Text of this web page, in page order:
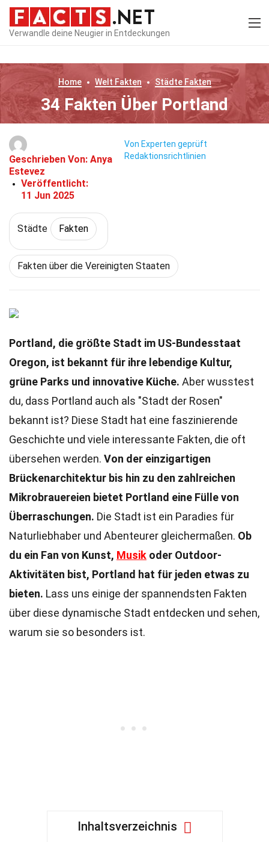
Verwandle deine Neugier in Entdeckungen
Home Welt Fakten StädteFakten
34 Fakten Über Portland
Geschrieben Von: Anya
Estevez
Veröffentlicht:
11 Jun 2025
Von Experten geprüft
Redaktionsrichtlinien
Städte Fakten
Fakten über die Vereinigten Staaten
Portland, die größte Stadt im US-Bundesstaat
Oregon, ist bekannt für ihre lebendige Kultur,
grüne Parks und innovative Küche. Aber wusstest
du, dass Portland auch als "Stadt der Rosen"
bekannt ist? Diese Stadt hat eine faszinierende
Geschichte und viele interessante Fakten, die oft
übersehen werden. Von der einzigartigen
Brückenarchitektur bis hin zu den zahlreichen
Mikrobrauereien bietet Portland eine Fülle von
Überraschungen. Die Stadt ist ein Paradies für
Naturliebhaber und Abenteurer gleichermaßen. Ob
du ein Fan von Kunst, Musik oder Outdoor-
Aktivitäten bist, Portland hat für jeden etwas zu
bieten. Lass uns einige der spannendsten Fakten
über diese dynamische Stadt entdecken und sehen,
warum sie so besonders ist.
Inhaltsverzeichnis